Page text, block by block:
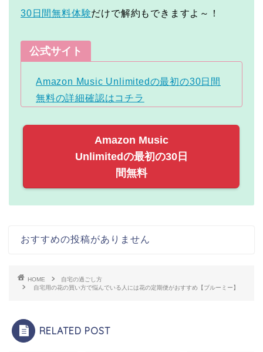
30日間無料体験だけで解約もできますよ～！
公式サイト
Amazon Music Unlimitedの最初の30日間
無料の詳細確認はコチラ
Amazon Music
Unlimitedの最初の30日
間無料
おすすめの投稿がありません
HOME
自宅の過ごし方
自宅用の花の買い方で悩んでいる人には花の定期便がおすすめ【ブルーミー】
RELATED POST